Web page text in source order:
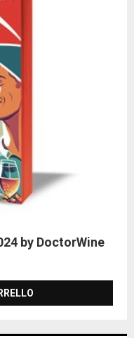
by DoctorWine